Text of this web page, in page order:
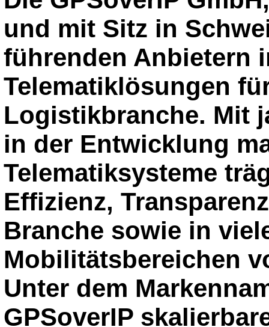
und mit Sitz in
führenden Anbietern
Telematiklösungen
Logistikbranche. Mit
in der Entwicklung
Telematiksysteme
Effizienz,
Branche sowie in
Mobilitätsbereichen
Unter dem
GPSoverIP